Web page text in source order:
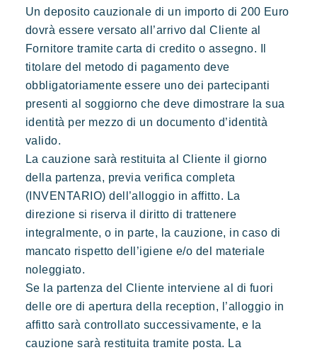
Un deposito cauzionale di un importo di 200 Euro
dovrà essere versato all’arrivo dal Cliente al
Fornitore tramite carta di credito o assegno. Il
titolare del metodo di pagamento deve
obbligatoriamente essere uno dei partecipanti
presenti al soggiorno che deve dimostrare la sua
identità per mezzo di un documento d’identità
valido.
La cauzione sarà restituita al Cliente il giorno
della partenza, previa verifica completa
(INVENTARIO) dell’alloggio in affitto. La
direzione si riserva il diritto di trattenere
integralmente, o in parte, la cauzione, in caso di
mancato rispetto dell’igiene e/o del materiale
noleggiato.
Se la partenza del Cliente interviene al di fuori
delle ore di apertura della reception, l’alloggio in
affitto sarà controllato successivamente, e la
cauzione sarà restituita tramite posta. La